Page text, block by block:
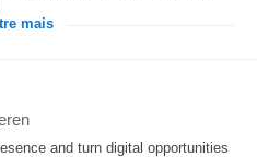
mais
and turn digital opportunities